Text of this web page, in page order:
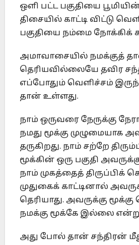
ஒளி பட்ட பகுதியை
திசையில் காட்டி விட்டு
பகுதியை நம்மை நோக்கிக்
அமாவாசையில் நமக்குத்
தெரியவில்லையே தவிர
எப்போதும் வெளிச்சம்
தான் உள்ளது.
நாம் ஒருவரை நேருக்கு
நமது மூக்கு முழுமையாக
தருகிறது. நாம் சற்றே
மூக்கின் ஒரு பகுதி
நாம் முகத்தைத் திருப்பிக்
முதுகைக் காட்டினால்
தெரியாது. அவருக்கு
நமக்கு மூக்கே இல்லை என்று
அது போல் தான் சந்திரன்